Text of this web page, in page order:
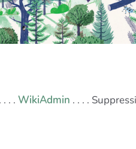
. . WikiAdmin . . . .